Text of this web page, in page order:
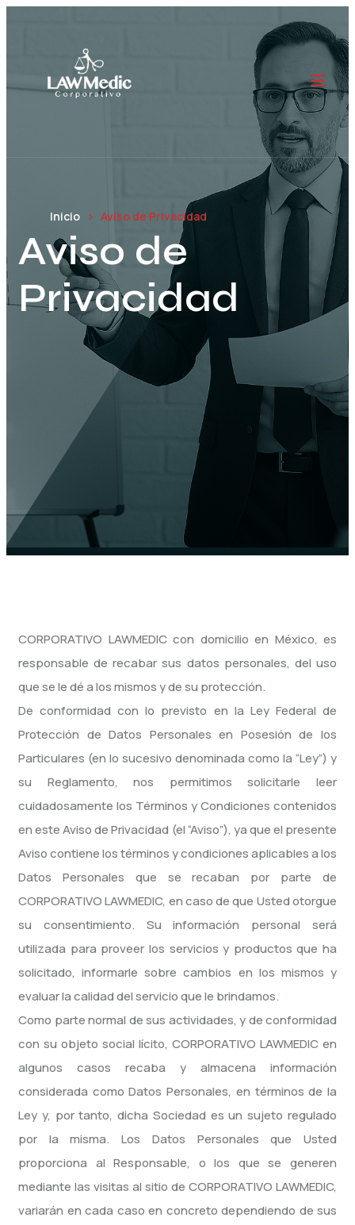
Inicio Aviso de Privacidad
Aviso de
Privacidad
CORPORATIVO LAWMEDIC con domicilio en México, es
responsable de recabar sus datos personales, del uso
que se le dé a los mismos y de su protección.
De conformidad con lo previsto en la Ley Federal de
Protección de Datos Personales en Posesión de los
Particulares (en lo sucesivo denominada como la “Ley”) y
su Reglamento, nos permitimos solicitarle leer
cuidadosamente los Términos y Condiciones contenidos
en este Aviso de Privacidad (el “Aviso”), ya que el presente
Aviso contiene los términos y condiciones aplicables a los
Datos Personales que se recaban por parte de
CORPORATIVO LAWMEDIC, en caso de que Usted otorgue
su consentimiento. Su información personal será
utilizada para proveer los servicios y productos que ha
solicitado, informarle sobre cambios en los mismos y
evaluar la calidad del servicio que le brindamos.
Como parte normal de sus actividades, y de conformidad
con su objeto social lícito, CORPORATIVO LAWMEDIC en
algunos casos recaba y almacena información
considerada como Datos Personales, en términos de la
Ley y, por tanto, dicha Sociedad es un sujeto regulado
por la misma. Los Datos Personales que Usted
proporciona al Responsable, o los que se generen
mediante las visitas al sitio de CORPORATIVO LAWMEDIC,
variarán en cada caso en concreto dependiendo de sus